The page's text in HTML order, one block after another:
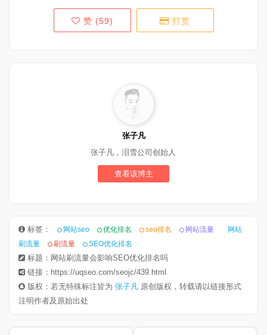
赞 (59) 打赏
张子凡
张子凡，泪雪公司创始人
查看该博主
标签： 网站seo 优化排名 seo排名 网站流量
网站
刷流量
刷流量 SEO优化排名
标题：网站刷流量会影响SEO优化排名吗
链接：https://uqseo.com/seojc/439.html
版权：若无特殊标注皆为 张子凡 原创版权，转载请以链接形式
注明作者及原始出处